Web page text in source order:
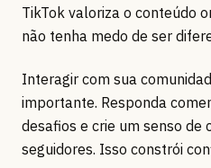
TikTok valoriza o conteúdo
não tenha medo de ser
Interagir com sua
importante. Responda
desafios e crie um senso de
seguidores. Isso constrói